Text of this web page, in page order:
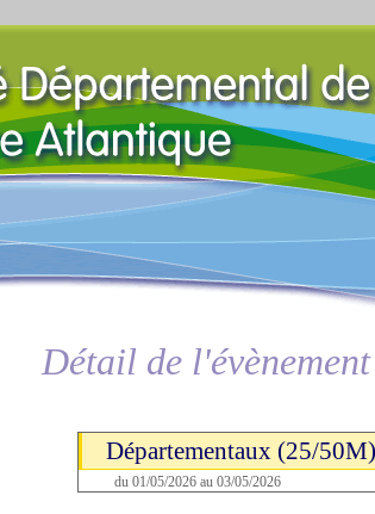
Détail de l'évènement
Départementaux (25/
du 01/05/2026 au 03/05/2026